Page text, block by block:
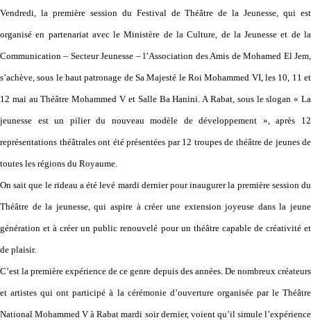
Vendredi, la première session du Festival de Théâtre de la Jeunesse, qui est
organisé en partenariat avec le Ministère de la Culture, de la Jeunesse et de la
Communication – Secteur Jeunesse – l’Association des Amis de Mohamed El Jem,
s’achève, sous le haut patronage de Sa Majesté le Roi Mohammed VI, les 10, 11 et
12 mai au Théâtre Mohammed V et Salle Ba Hanini. A Rabat, sous le slogan « La
jeunesse est un pilier du nouveau modèle de développement », après 12
représentations théâtrales ont été présentées par 12 troupes de théâtre de jeunes de
toutes les régions du Royaume.
On sait que le rideau a été levé mardi dernier pour inaugurer la première session du
Théâtre de la jeunesse, qui aspire à créer une extension joyeuse dans la jeune
génération et à créer un public renouvelé pour un théâtre capable de créativité et
de plaisir.
C’est la première expérience de ce genre depuis des années. De nombreux créateurs
et artistes qui ont participé à la cérémonie d’ouverture organisée par le Théâtre
National Mohammed V à Rabat mardi soir dernier, voient qu’il simule l’expérience